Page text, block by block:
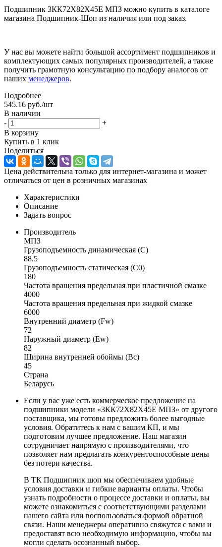
Подшипник 3КК72X82X45Е МПЗ можно купить в каталоге
магазина Подшипник-Шоп из наличия или под заказ.
У нас вы можете найти большой ассортимент подшипников и
комплектующих самых популярных производителей, а также
получить грамотную консультацию по подбору аналогов от
наших менеджеров.
Подробнее
545.16 руб./шт
В наличии
-
+
В корзину
Купить в 1 клик
Поделиться
Цена действительна только для интернет-магазина и может
отличаться от цен в розничных магазинах
Характеристики
Описание
Задать вопрос
Производитель
МПЗ
Грузоподъемность динамическая (C)
88.5
Грузоподъемность статическая (C0)
180
Частота вращения предельная при пластичной смазке
4000
Частота вращения предельная при жидкой смазке
6000
Внутренний диаметр (Fw)
72
Наружный диаметр (Ew)
82
Ширина внутренней обоймы (Bc)
45
Страна
Беларусь
Если у вас уже есть коммерческое предложение на
подшипники модели «3КК72X82X45Е МПЗ» от другого
поставщика, мы готовы предложить более выгодные
условия. Обратитесь к нам с вашим КП, и мы
подготовим лучшее предложение. Наш магазин
сотрудничает напрямую с производителями, что
позволяет нам предлагать конкурентоспособные цены
без потери качества.
В ТК Подшипник шоп мы обеспечиваем удобные
условия доставки и гибкие варианты оплаты. Чтобы
узнать подробности о процессе доставки и оплаты, вы
можете ознакомиться с соответствующими разделами
нашего сайта или воспользоваться формой обратной
связи. Наши менеджеры оперативно свяжутся с вами и
предоставят всю необходимую информацию, чтобы вы
могли сделать осознанный выбор.